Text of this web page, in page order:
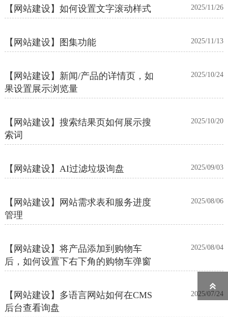
【网站建设】如何设置文字滚动样式 2025/11/26
【网站建设】图集功能 2025/11/13
【网站建设】新闻/产品的详情页，如
果设置展示浏览量
2025/10/24
【网站建设】搜索结果页如何展示搜
索词
2025/10/20
【网站建设】AI过滤垃圾询盘 2025/09/03
【网站建设】网站需求表和服务进度
管理
2025/08/06
【网站建设】将产品添加到购物车
后，如何设置下右下角的购物车弹窗
2025/08/04
【网站建设】多语言网站如何在CMS
后台查看询盘
2025/07/24
